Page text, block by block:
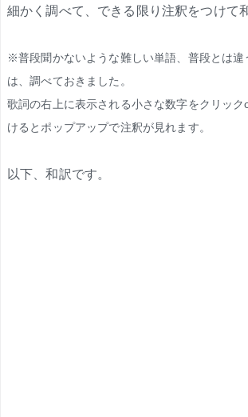
細かく調べて、できる限り注釈をつけて
※普段聞かないような難しい単語、普段とは違
は、調べておきました。
歌詞の右上に表示される小さな数字をクリッ
けるとポップアップで注釈が見れます。
以下、和訳です。